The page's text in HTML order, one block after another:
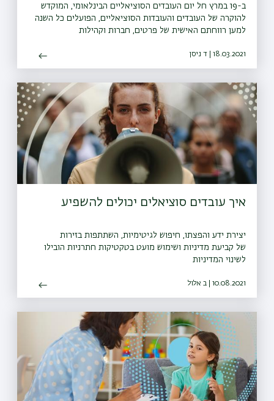
ב-19 במרץ חל יום העובדים הסוציאליים הבינלאומי, המוקדש
להוקרה של העובדים והעובדות הסוציאליים, הפועלים כל השנה
למען רווחתם האישית של פרטים, חברות וקהילות
18.03.2021 | ד ניסן
איך עובדים סוציאלים יכולים להשפיע
יצירת ידע והפצתו, חיפוש לגיטימיות, השתתפות בזירות
של קביעת מדיניות ושימוש מועט בטקטיקות חתרניות הובילו
לשינוי המדיניות
10.08.2021 | ב אלול